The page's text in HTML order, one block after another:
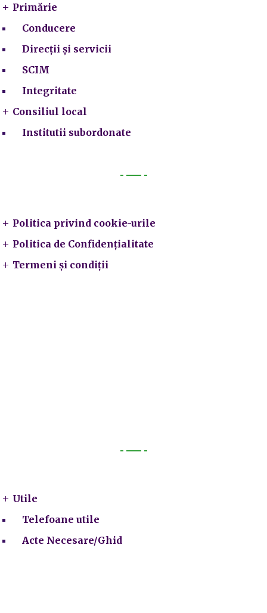
Primărie
Conducere
Direcții și servicii
SCIM
Integritate
Consiliul local
Institutii subordonate
Politica privind cookie-urile
Politica de Confidențialitate
Termeni și condiții
Utile
Telefoane utile
Acte Necesare/Ghid